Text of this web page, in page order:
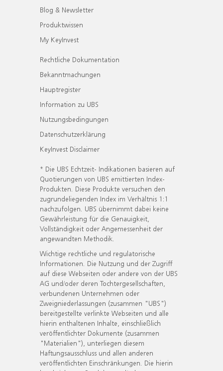
Blog & Newsletter
Produktwissen
My KeyInvest
Rechtliche Dokumentation
Bekanntmachungen
Hauptregister
Information zu UBS
Nutzungsbedingungen
Datenschutzerklärung
KeyInvest Disclaimer
* Die UBS Echtzeit- Indikationen basieren auf
Quotierungen von UBS emittierten Index-
Produkten. Diese Produkte versuchen den
zugrundeliegenden Index im Verhältnis 1:1
nachzufolgen. UBS übernimmt dabei keine
Gewährleistung für die Genauigkeit,
Vollständigkeit oder Angemessenheit der
angewandten Methodik.
Wichtige rechtliche und regulatorische
Informationen. Die Nutzung und der Zugriff
auf diese Webseiten oder andere von der UBS
AG und/oder deren Tochtergesellschaften,
verbundenen Unternehmen oder
Zweigniederlassungen (zusammen "UBS")
bereitgestellte verlinkte Webseiten und alle
hierin enthaltenen Inhalte, einschließlich
veröffentlichter Dokumente (zusammen
"Materialien"), unterliegen diesem
Haftungsausschluss und allen anderen
veröffentlichten Einschränkungen. Die hierin